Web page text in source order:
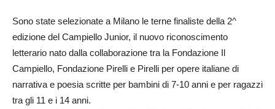
Sono state selezionate a Milano le terne finaliste della 2^
edizione del Campiello Junior, il nuovo riconoscimento
letterario nato dalla collaborazione tra la Fondazione Il
Campiello, Fondazione Pirelli e Pirelli per opere italiane di
narrativa e poesia scritte per bambini di 7-10 anni e per ragazzi
tra gli 11 e i 14 anni.